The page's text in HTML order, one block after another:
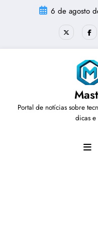
6 de agosto
Portal de notícias sobre
dicas e